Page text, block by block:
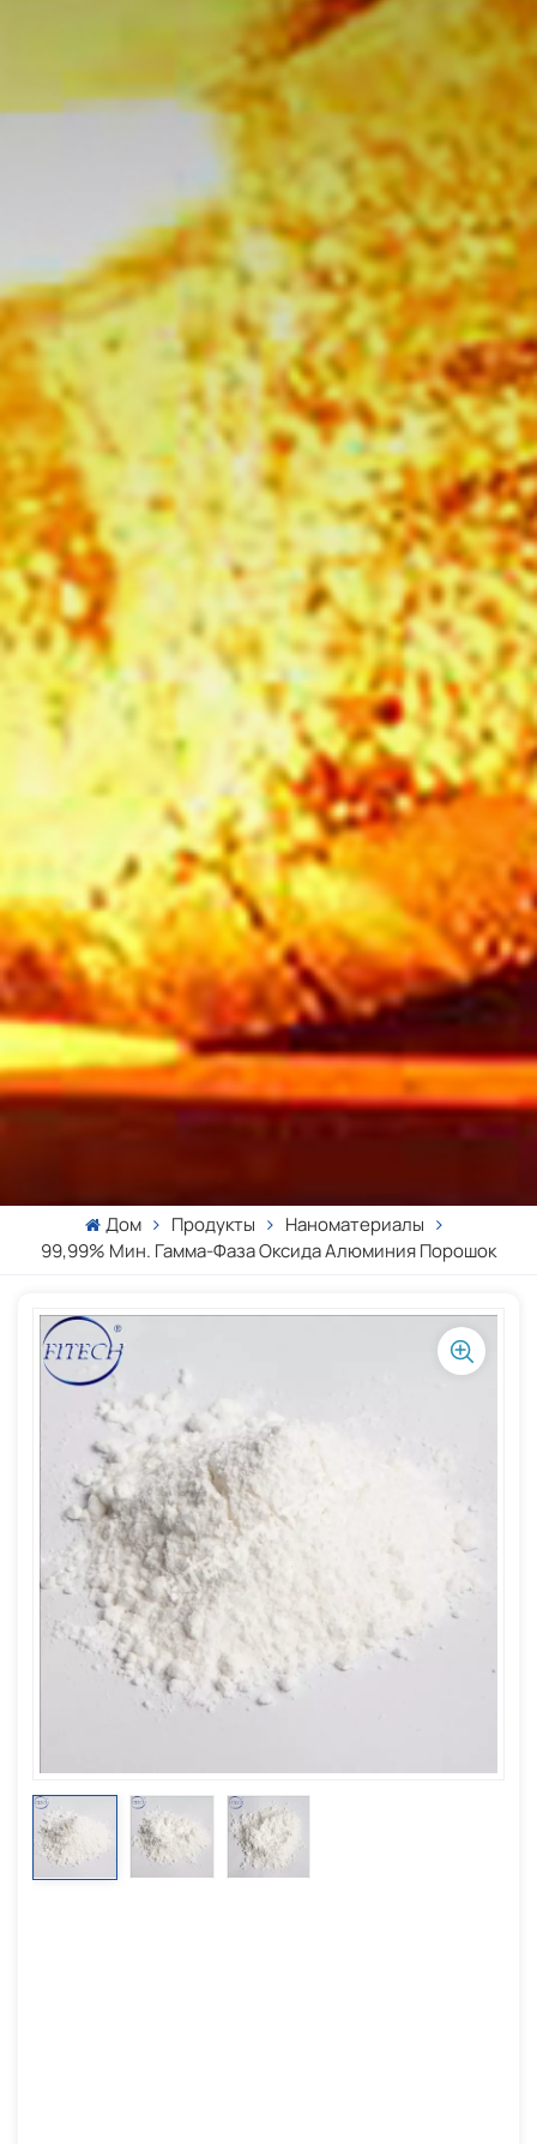
Дом Продукты
Наноматериалы
99,99% Мин. Гамма-Фаза Оксида Алюминия Порошок